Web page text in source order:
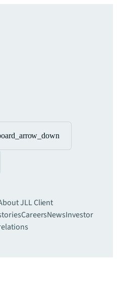
JLLClient
CareersNewsInvestor